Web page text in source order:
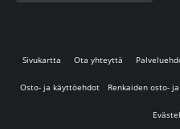
Sivukartta Ota yhteyttä
Osto- ja käyttöehdot Renkaiden osto-